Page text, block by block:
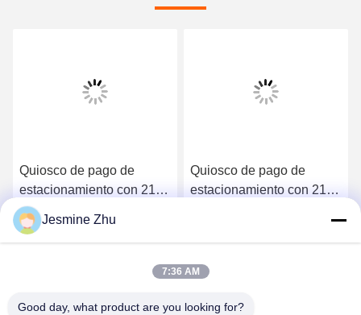
Quiosco de pago de
estacionamiento con 21,5
pulgadas de alto brillo
pago en efectivo
Consiga el mejor precio
LKS exterior impermeable
al agua impermeable al
Parking Kiosco
Jesmine Zhu
7:36 AM
Good day, what product are you looking for?